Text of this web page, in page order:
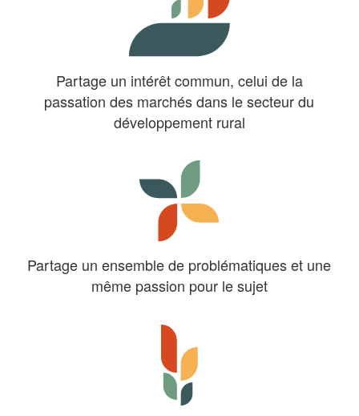
Partage un intérêt commun, celui de la
passation des marchés dans le secteur du
développement rural
Partage un ensemble de problématiques et une
même passion pour le sujet